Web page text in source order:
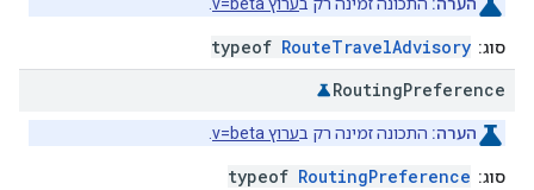
הערה: התכונה זמינה רק בערוץ v=beta .
סוג: typeof RouteTravelAdvisory
RoutingPreference
הערה: התכונה זמינה רק בערוץ v=beta .
סוג: typeof RoutingPreference